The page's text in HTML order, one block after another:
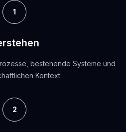
1
bestehende Systeme und
Kontext.
2